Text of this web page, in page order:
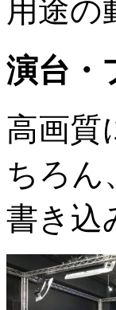
用途の
演台・
高画質
ちろん
書き込